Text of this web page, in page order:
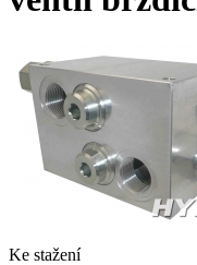
Ke stažení